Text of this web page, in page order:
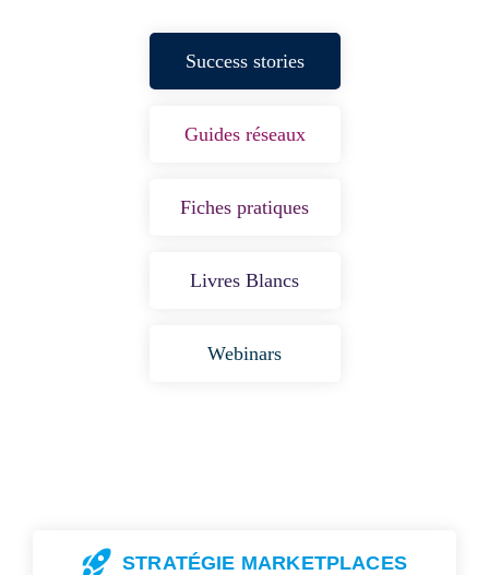
Success stories
Guides réseaux
Fiches pratiques
Livres Blancs
Webinars
STRATÉGIE MARKETPLACES